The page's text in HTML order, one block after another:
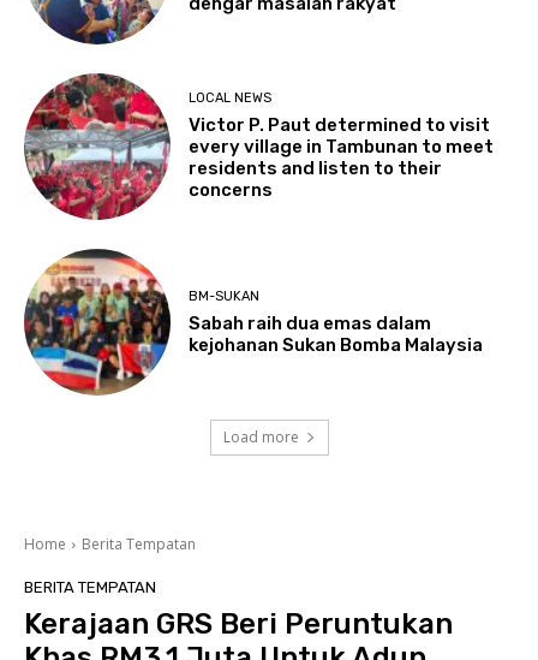
LOCAL NEWS
Victor P. Paut determined to visit
every village in Tambunan to meet
residents and listen to their
concerns
BM-SUKAN
Sabah raih dua emas dalam
kejohanan Sukan Bomba Malaysia
Load more